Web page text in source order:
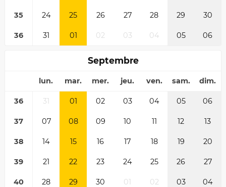
35 24 25 26 27 28 29 30
36 31 01 02 03 04 05 06
Septembre
lun. mar. mer. jeu. ven. sam. dim.
36 31 01 02 03 04 05 06
37 07 08 09 10 11 12 13
38 14 15 16 17 18 19 20
39 21 22 23 24 25 26 27
40 28 29 30 01 02 03 04